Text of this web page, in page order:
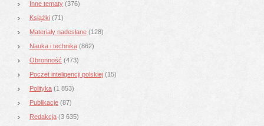
Inne tematy (376)
Książki (71)
Materiały nadesłane (128)
Nauka i technika (862)
Obronność (473)
Poczet inteligencji polskiej (15)
Polityka (1 853)
Publikacje (87)
Redakcja (3 635)